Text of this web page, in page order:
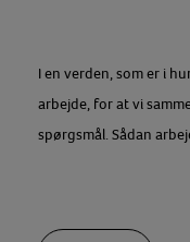
I en verden, som er i
arbejde, for at vi
spørgsmål. Sådan